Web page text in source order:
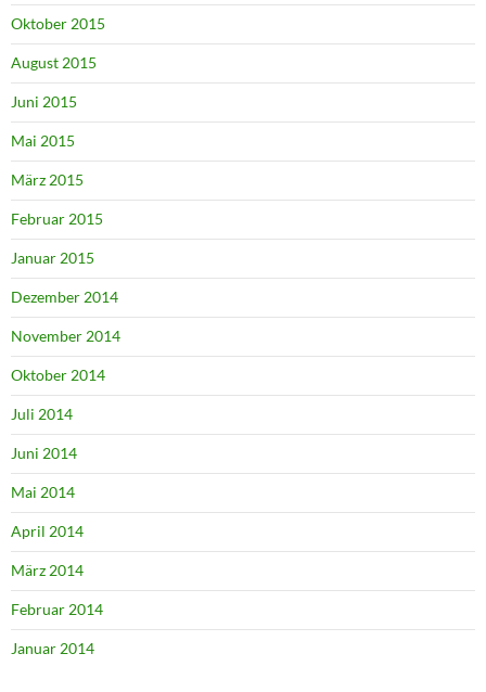
Oktober 2015
August 2015
Juni 2015
Mai 2015
März 2015
Februar 2015
Januar 2015
Dezember 2014
November 2014
Oktober 2014
Juli 2014
Juni 2014
Mai 2014
April 2014
März 2014
Februar 2014
Januar 2014